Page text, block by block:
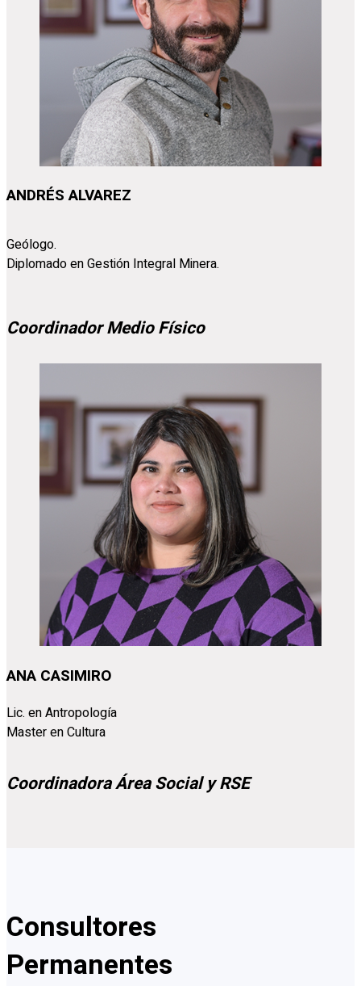
ANDRÉS ALVAREZ
Geólogo.
Diplomado en Gestión Integral Minera.
Coordinador Medio Físico
ANA CASIMIRO
Lic. en Antropología
Master en Cultura
Coordinadora Área Social y RSE
Consultores
Permanentes